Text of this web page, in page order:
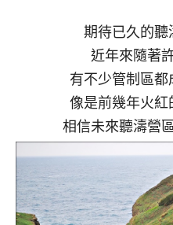
期待已久的
近年來隨著
有不少管制區
像是前幾年火
相信未來聽濤營